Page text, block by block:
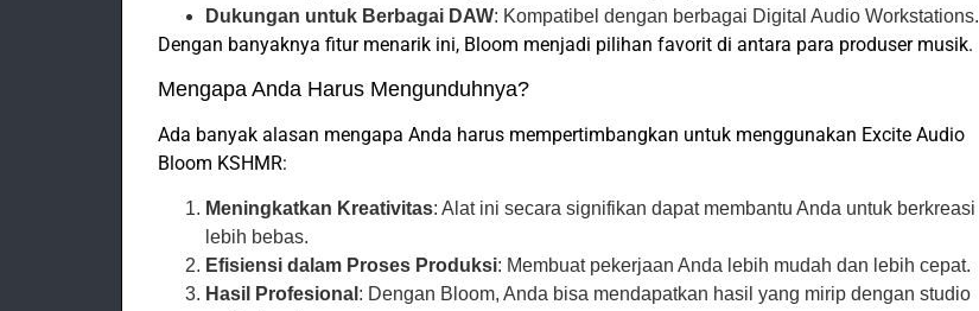
Dukungan untuk Berbagai DAW: Kompatibel dengan berbagai Digital Audio Workstations.
Dengan banyaknya fitur menarik ini, Bloom menjadi pilihan favorit di antara para produser musik.
Mengapa Anda Harus Mengunduhnya?
Ada banyak alasan mengapa Anda harus mempertimbangkan untuk menggunakan Excite Audio
Bloom KSHMR:
Meningkatkan Kreativitas: Alat ini secara signifikan dapat membantu Anda untuk berkreasi
lebih bebas.
Efisiensi dalam Proses Produksi: Membuat pekerjaan Anda lebih mudah dan lebih cepat.
Hasil Profesional : Dengan Bloom, Anda bisa mendapatkan hasil yang mirip dengan studio